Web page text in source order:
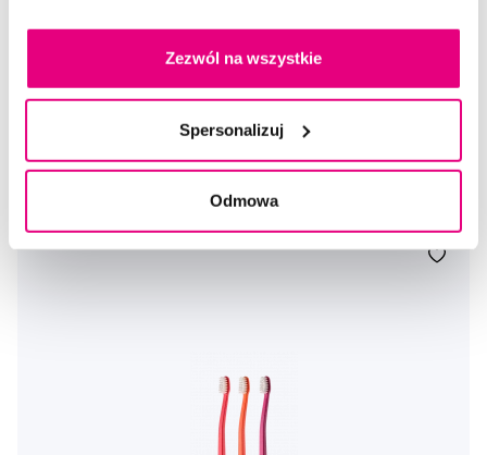
Zezwól na wszystkie
Spersonalizuj
Odmowa
Dostępny > 5 szt